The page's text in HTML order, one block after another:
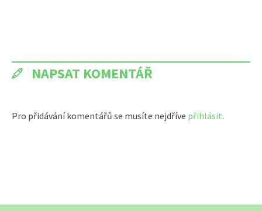
NAPSAT KOMENTÁŘ
Pro přidávání komentářů se musíte nejdříve přihlásit.